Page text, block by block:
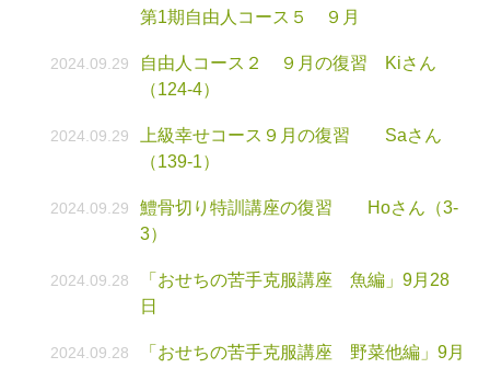
第1期自由人コース５ ９月
2024.09.29
自由人コース２ ９月の復習 Kiさん
（124-4）
2024.09.29
上級幸せコース９月の復習 Saさん
（139-1）
2024.09.29
鱧骨切り特訓講座の復習 Hoさん（3-
3）
2024.09.28
「おせちの苦手克服講座 魚編」9月28
日
2024.09.28
「おせちの苦手克服講座 野菜他編」9月